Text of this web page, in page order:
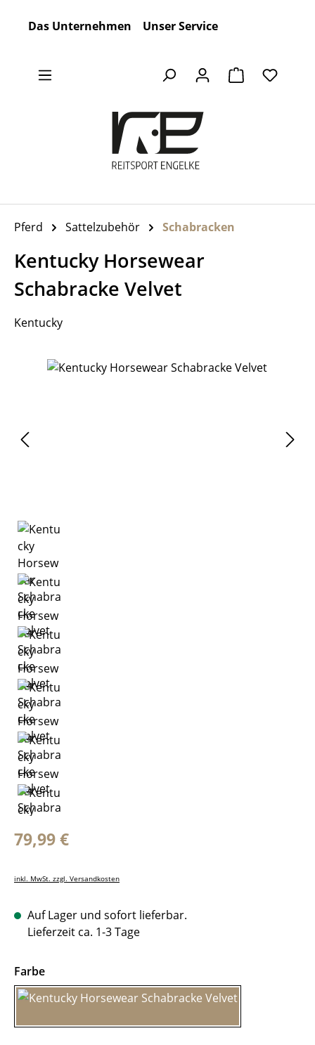
Das Unternehmen Unser Service
Warenkorb
Pferd Sattelzubehör Schabracken
Kentucky Horsewear
Schabracke Velvet
Kentucky
Bildergalerie überspringen
Regulärer Preis:
79,99 €
inkl. MwSt. zzgl. Versandkosten
Auf Lager und sofort lieferbar.
Lieferzeit ca. 1-3 Tage
Farbeauswählen